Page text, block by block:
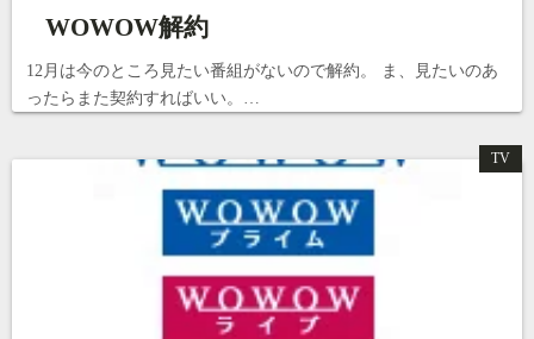
WOWOW解約
12月は今のところ見たい番組がないので解約。 ま、見たいのあ
ったらまた契約すればいい。…
TV